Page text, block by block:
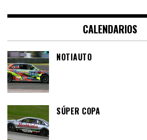
CALENDARIOS
NOTIAUTO
SÚPER COPA